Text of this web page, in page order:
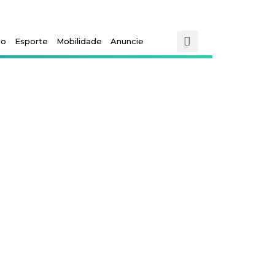
Esporte Mobilidade Anuncie